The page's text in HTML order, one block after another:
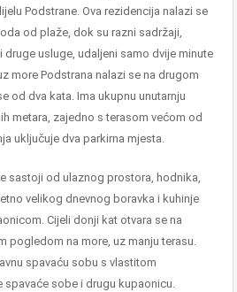
Podstrane. Ova rezidencija nalazi se
od plaže, dok su razni sadržaji,
usluge, udaljeni samo dvije minute
more Podstrana nalazi se na drugom
od dva kata. Ima ukupnu unutarnju
metara, zajedno s terasom većom od
uključuje dva parkirna mjesta.
sastoji od ulaznog prostora, hodnika,
velikog dnevnog boravka i kuhinje
Cijeli donji kat otvara se na
pogledom na more, uz manju terasu.
spavaću sobu s vlastitom
spavaće sobe i drugu kupaonicu.